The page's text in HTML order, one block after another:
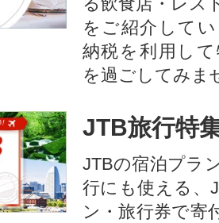
をご紹介して
納税を利用し
を過ごしてみま
JTB旅行特
JTBの宿泊プラ
行にも使える、
ン・旅行券で寄